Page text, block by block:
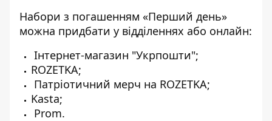
Набори з погашенням «Перший день»
можна придбати у відділеннях або онлайн:
Інтернет-магазин "Укрпошти";
ROZETKA;
Патріотичний мерч на ROZETKA;
Kasta;
Prom.